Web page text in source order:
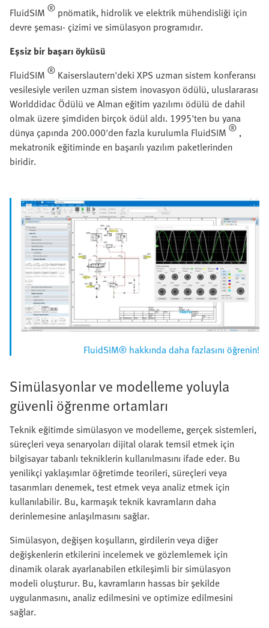
FluidSIM ® pnömatik, hidrolik ve elektrik mühendisliği için
devre şeması- çizimi ve simülasyon programıdır.
Eşsiz bir başarı öyküsü
FluidSIM ® Kaiserslautern'deki XPS uzman sistem konferansı
vesilesiyle verilen uzman sistem inovasyon ödülü, uluslararası
Worlddidac Ödülü ve Alman eğitim yazılımı ödülü de dahil
olmak üzere şimdiden birçok ödül aldı. 1995'ten bu yana
dünya çapında 200.000'den fazla kurulumla FluidSIM ® ,
mekatronik eğitiminde en başarılı yazılım paketlerinden
biridir.
FluidSIM® hakkında daha fazlasını öğrenin!
Simülasyonlar ve modelleme yoluyla
güvenli öğrenme ortamları
Teknik eğitimde simülasyon ve modelleme, gerçek sistemleri,
süreçleri veya senaryoları dijital olarak temsil etmek için
bilgisayar tabanlı tekniklerin kullanılmasını ifade eder. Bu
yenilikçi yaklaşımlar öğretimde teorileri, süreçleri veya
tasarımları denemek, test etmek veya analiz etmek için
kullanılabilir. Bu, karmaşık teknik kavramların daha
derinlemesine anlaşılmasını sağlar.
Simülasyon, değişen koşulların, girdilerin veya diğer
değişkenlerin etkilerini incelemek ve gözlemlemek için
dinamik olarak ayarlanabilen etkileşimli bir simülasyon
modeli oluşturur. Bu, kavramların hassas bir şekilde
uygulanmasını, analiz edilmesini ve optimize edilmesini
sağlar.